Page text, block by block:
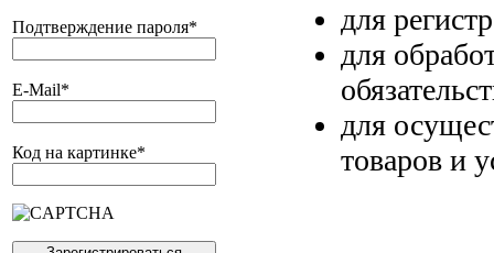
Подтверждение пароля*
E-Mail*
Код на картинке*
для
для
для
товаров и